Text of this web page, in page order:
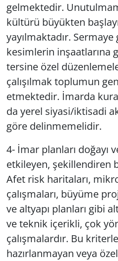
gelmektedir.
kültürü büyükten
yayılmaktadır. Sermaye
kesimlerin inşaatlarına
tersine özel
çalışılmak toplumun
etmektedir. İmarda
da yerel siyasi/iktisadi
göre delinmemelidir.
4- İmar planları doğayı
etkileyen, şekillendiren
Afet risk haritaları,
çalışmaları, büyüme
ve altyapı planları gibi
ve teknik içerikli, çok
çalışmalardır. Bu
hazırlanmayan veya